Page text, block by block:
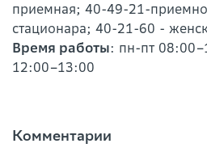
приемная; 40-49-21-
стационара; 40-21-60 -
Время работы: пн-пт
12:00–13:00
Комментарии